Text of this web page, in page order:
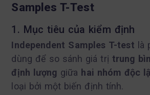
Samples T-Test
1. Mục tiêu của kiểm định
Independent Samples T-test là
dùng để so sánh giá trị trung
định lượng giữa hai nhóm độc
loại bởi một biến định tính.